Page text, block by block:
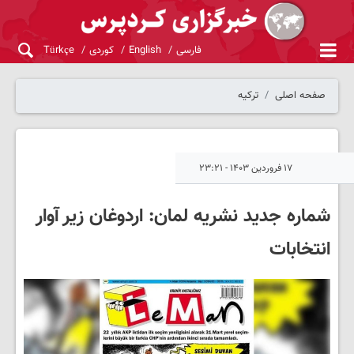
فارسی English کوردی Türkçe
صفحه اصلی ترکیه
۱۷ فروردین ۱۴۰۳ - ۲۳:۲۱
شماره جدید نشریه لمان: اردوغان زیر آوار
انتخابات